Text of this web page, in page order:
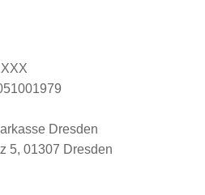
Dresden
5, 01307 Dresden